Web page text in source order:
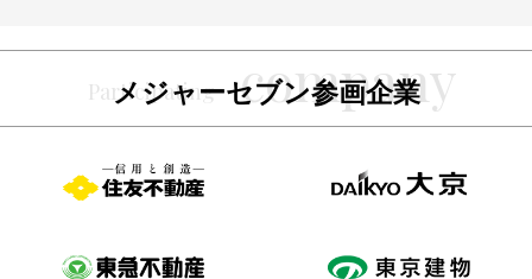
メジャーセブン参画企業